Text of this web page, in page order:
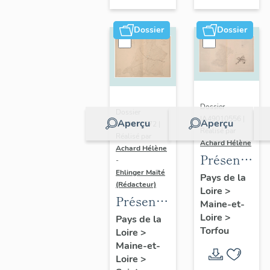
sur-
Moine
Dossier
Aperçu
IA49010572 |
Achard Hélène
-
Ehlinger Maïté
(Rédacteur)
Présentation
du
patrimoine
industriel
Pays de la
Loire >
Maine-et-
Loire >
Dossier
Aperçu
Dossier
IA49010556 |
Réalisé par
Achard Hélène
du
patrimoine
industriel
de la
commune
de
Pays de la
Loire >
Maine-et-
Loire >
Torfou